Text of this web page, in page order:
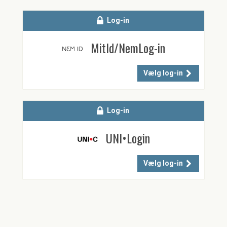
Log-in
MitId/NemLog-in
Vælg log-in
Log-in
UNI•Login
Vælg log-in